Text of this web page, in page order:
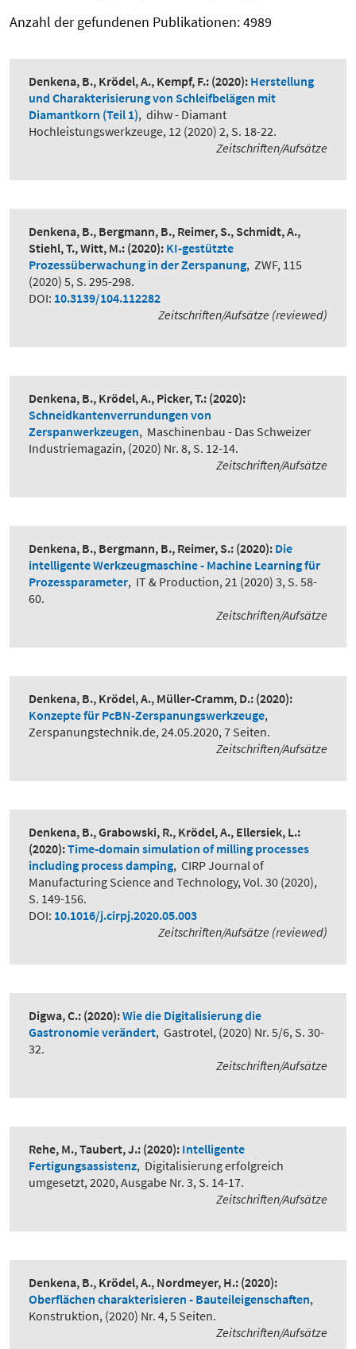
Anzahl der gefundenen Publikationen: 4989
Denkena, B., Krödel, A., Kempf, F.: (2020): Herstellung
und Charakterisierung von Schleifbelägen mit
Diamantkorn (Teil 1), dihw - Diamant
Hochleistungswerkzeuge, 12 (2020) 2, S. 18-22.
Zeitschriften/Aufsätze
Denkena, B., Bergmann, B., Reimer, S., Schmidt, A.,
Stiehl, T., Witt, M.: (2020): KI-gestützte
Prozessüberwachung in der Zerspanung, ZWF, 115
(2020) 5, S. 295-298.
DOI: 10.3139/104.112282
Zeitschriften/Aufsätze (reviewed)
Denkena, B., Krödel, A., Picker, T.: (2020):
Schneidkantenverrundungen von
Zerspanwerkzeugen, Maschinenbau - Das Schweizer
Industriemagazin, (2020) Nr. 8, S. 12-14.
Zeitschriften/Aufsätze
Denkena, B., Bergmann, B., Reimer, S.: (2020): Die
intelligente Werkzeugmaschine - Machine Learning für
Prozessparameter, IT & Production, 21 (2020) 3, S. 58-
60.
Zeitschriften/Aufsätze
Denkena, B., Krödel, A., Müller-Cramm, D.: (2020):
Konzepte für PcBN-Zerspanungswerkzeuge,
Zerspanungstechnik.de, 24.05.2020, 7 Seiten.
Zeitschriften/Aufsätze
Denkena, B., Grabowski, R., Krödel, A., Ellersiek, L.:
(2020):Time-domain simulation of milling processes
including process damping, CIRP Journal of
Manufacturing Science and Technology, Vol. 30 (2020),
S. 149-156.
DOI: 10.1016/j.cirpj.2020.05.003
Zeitschriften/Aufsätze (reviewed)
Digwa, C.: (2020):Wie die Digitalisierung die
Gastronomie verändert, Gastrotel, (2020) Nr. 5/6, S. 30-
32.
Zeitschriften/Aufsätze
Rehe, M., Taubert, J.: (2020): Intelligente
Fertigungsassistenz, Digitalisierung erfolgreich
umgesetzt, 2020, Ausgabe Nr. 3, S. 14-17.
Zeitschriften/Aufsätze
Denkena, B., Krödel, A., Nordmeyer, H.: (2020):
Oberflächen charakterisieren - Bauteileigenschaften,
Konstruktion, (2020) Nr. 4, 5 Seiten.
Zeitschriften/Aufsätze